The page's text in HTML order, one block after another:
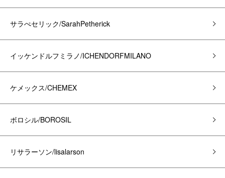
サラぺセリック/SarahPetherick
イッケンドルフミラノ/ICHENDORFMILANO
ケメックス/CHEMEX
ボロシル/BOROSIL
リサラーソン/lisalarson